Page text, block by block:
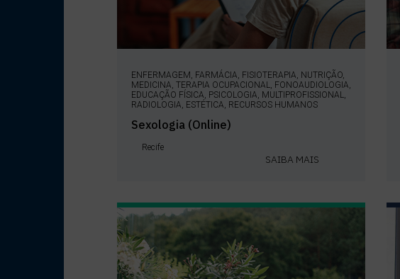
ENFERMAGEM, FARMÁCIA, FISIOTERAPIA, NUTRIÇÃO,
MEDICINA, TERAPIA OCUPACIONAL, FONOAUDIOLOGIA,
EDUCAÇÃO FÍSICA, PSICOLOGIA, MULTIPROFISSIONAL,
RADIOLOGIA, ESTÉTICA, RECURSOS HUMANOS
Sexologia (Online)
Recife
SAIBA MAIS